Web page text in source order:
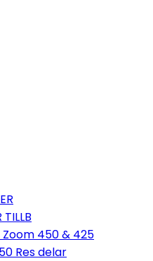
TILLB
450 & 425
Res delar